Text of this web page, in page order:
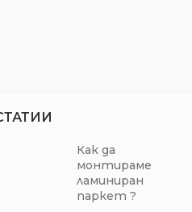
Как да
монтираме
ламиниран
паркет ?